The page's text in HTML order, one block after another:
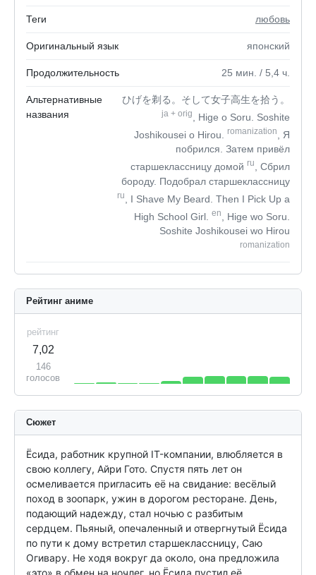
Теги любовь
Оригинальный язык японский
Продолжительность 25 мин. / 5,4 ч.
Альтернативные
названия
ひげを剃る。そして女子高生を拾う。
ja + orig
, Hige o Soru. Soshite
Joshikousei o Hirou.
romanization
, Я
побрился. Затем привёл
старшеклассницу домой ru
, Сбрил
бороду. Подобрал старшеклассницу
ru
, I Shave My Beard. Then I Pick Up a
High School Girl.
en
, Hige wo Soru.
Soshite Joshikousei wo Hirou
romanization
Рейтинг аниме
рейтинг
7,02
146
голосов
Сюжет
Ёсида, работник крупной IT-компании, влюбляется в
свою коллегу, Айри Гото. Спустя пять лет он
осмеливается пригласить её на свидание: весёлый
поход в зоопарк, ужин в дорогом ресторане. День,
подающий надежду, стал ночью с разбитым
сердцем. Пьяный, опечаленный и отвергнутый Ёсида
по пути к дому встретил старшеклассницу, Саю
Огивару. Не ходя вокруг да около, она предложила
«это» в обмен на ночлег, но Ёсида пустил её